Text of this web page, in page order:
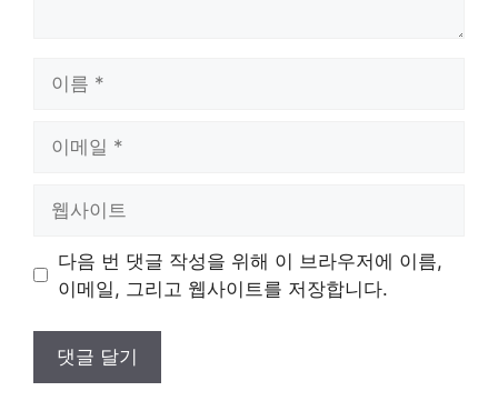
트
다음 번 댓글 작성을 위해 이 브라우저에 이름,
이메일, 그리고 웹사이트를 저장합니다.